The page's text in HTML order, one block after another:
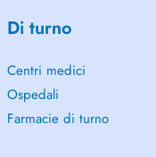
Di turno
Centri medici
Ospedali
Farmacie di turno